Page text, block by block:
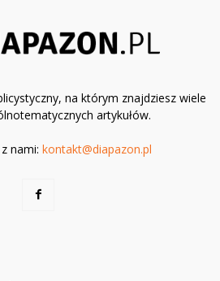
na którym znajdziesz wiele
artykułów.
nami: kontakt@diapazon.pl